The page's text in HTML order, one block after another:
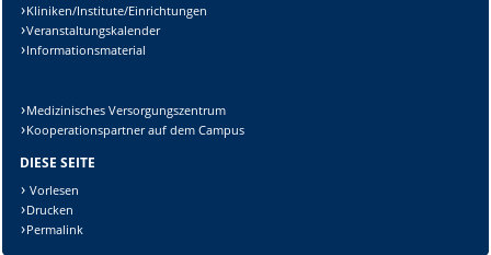
Kliniken/Institute/Einrichtungen
Veranstaltungskalender
Informationsmaterial
Medizinisches Versorgungszentrum
Kooperationspartner auf dem Campus
DIESE SEITE
Vorlesen
Drucken
Permalink